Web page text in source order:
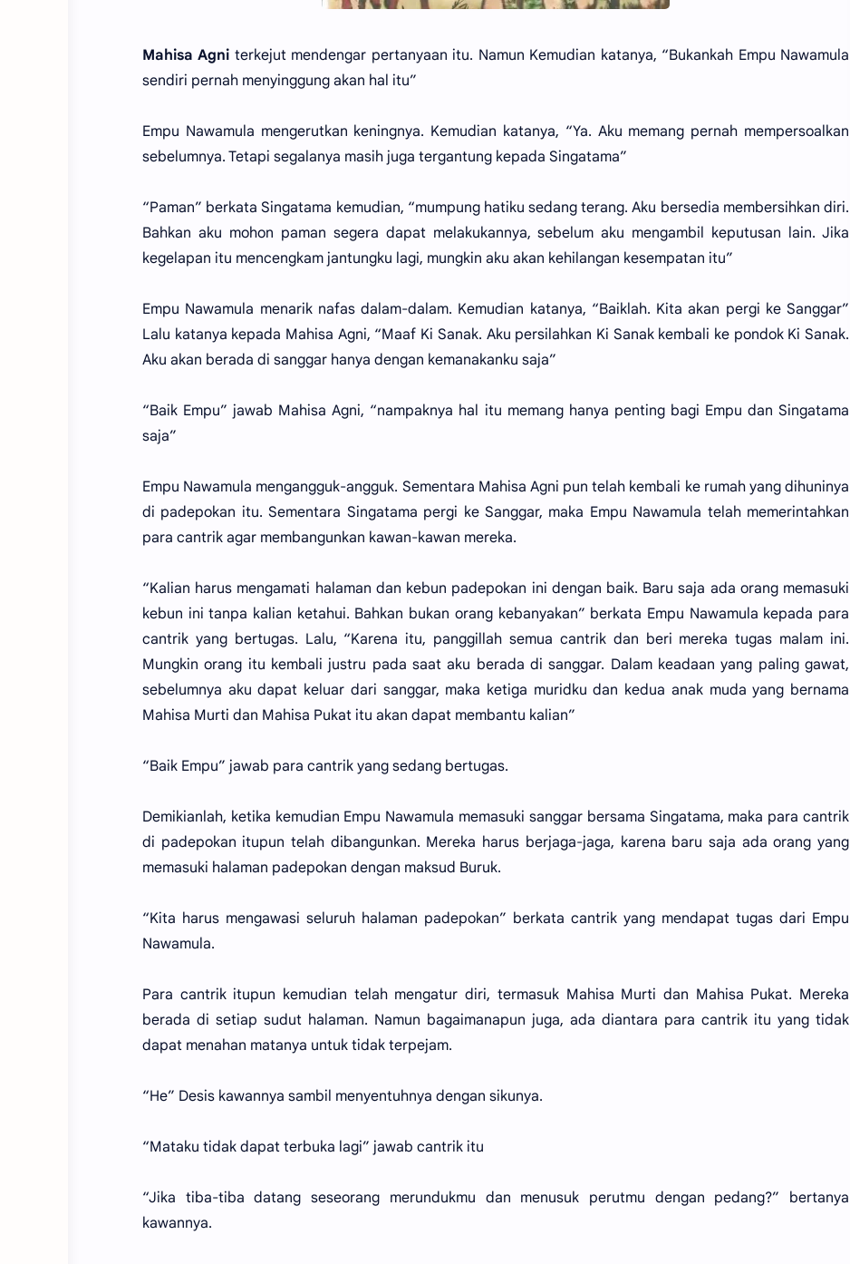
Mahisa Agni terkejut mendengar pertanyaan itu. Namun Kemudian katanya, “Bukankah Empu Nawamula
sendiri pernah menyinggung akan hal itu”
Empu Nawamula mengerutkan keningnya. Kemudian katanya, “Ya. Aku memang pernah mempersoalkan
sebelumnya. Tetapi segalanya masih juga tergantung kepada Singatama”
“Paman” berkata Singatama kemudian, “mumpung hatiku sedang terang. Aku bersedia membersihkan diri.
Bahkan aku mohon paman segera dapat melakukannya, sebelum aku mengambil keputusan lain. Jika
kegelapan itu mencengkam jantungku lagi, mungkin aku akan kehilangan kesempatan itu”
Empu Nawamula menarik nafas dalam-dalam. Kemudian katanya, “Baiklah. Kita akan pergi ke Sanggar”
Lalu katanya kepada Mahisa Agni, “Maaf Ki Sanak. Aku persilahkan Ki Sanak kembali ke pondok Ki Sanak.
Aku akan berada di sanggar hanya dengan kemanakanku saja”
“Baik Empu” jawab Mahisa Agni, “nampaknya hal itu memang hanya penting bagi Empu dan Singatama
saja”
Empu Nawamula mengangguk-angguk. Sementara Mahisa Agni pun telah kembali ke rumah yang dihuninya
di padepokan itu. Sementara Singatama pergi ke Sanggar, maka Empu Nawamula telah memerintahkan
para cantrik agar membangunkan kawan-kawan mereka.
“Kalian harus mengamati halaman dan kebun padepokan ini dengan baik. Baru saja ada orang memasuki
kebun ini tanpa kalian ketahui. Bahkan bukan orang kebanyakan” berkata Empu Nawamula kepada para
cantrik yang bertugas. Lalu, “Karena itu, panggillah semua cantrik dan beri mereka tugas malam ini.
Mungkin orang itu kembali justru pada saat aku berada di sanggar. Dalam keadaan yang paling gawat,
sebelumnya aku dapat keluar dari sanggar, maka ketiga muridku dan kedua anak muda yang bernama
Mahisa Murti dan Mahisa Pukat itu akan dapat membantu kalian”
“Baik Empu” jawab para cantrik yang sedang bertugas.
Demikianlah, ketika kemudian Empu Nawamula memasuki sanggar bersama Singatama, maka para cantrik
di padepokan itupun telah dibangunkan. Mereka harus berjaga-jaga, karena baru saja ada orang yang
memasuki halaman padepokan dengan maksud Buruk.
“Kita harus mengawasi seluruh halaman padepokan” berkata cantrik yang mendapat tugas dari Empu
Nawamula.
Para cantrik itupun kemudian telah mengatur diri, termasuk Mahisa Murti dan Mahisa Pukat. Mereka
berada di setiap sudut halaman. Namun bagaimanapun juga, ada diantara para cantrik itu yang tidak
dapat menahan matanya untuk tidak terpejam.
“He” Desis kawannya sambil menyentuhnya dengan sikunya.
“Mataku tidak dapat terbuka lagi” jawab cantrik itu
“Jika tiba-tiba datang seseorang merundukmu dan menusuk perutmu dengan pedang?” bertanya
kawannya.